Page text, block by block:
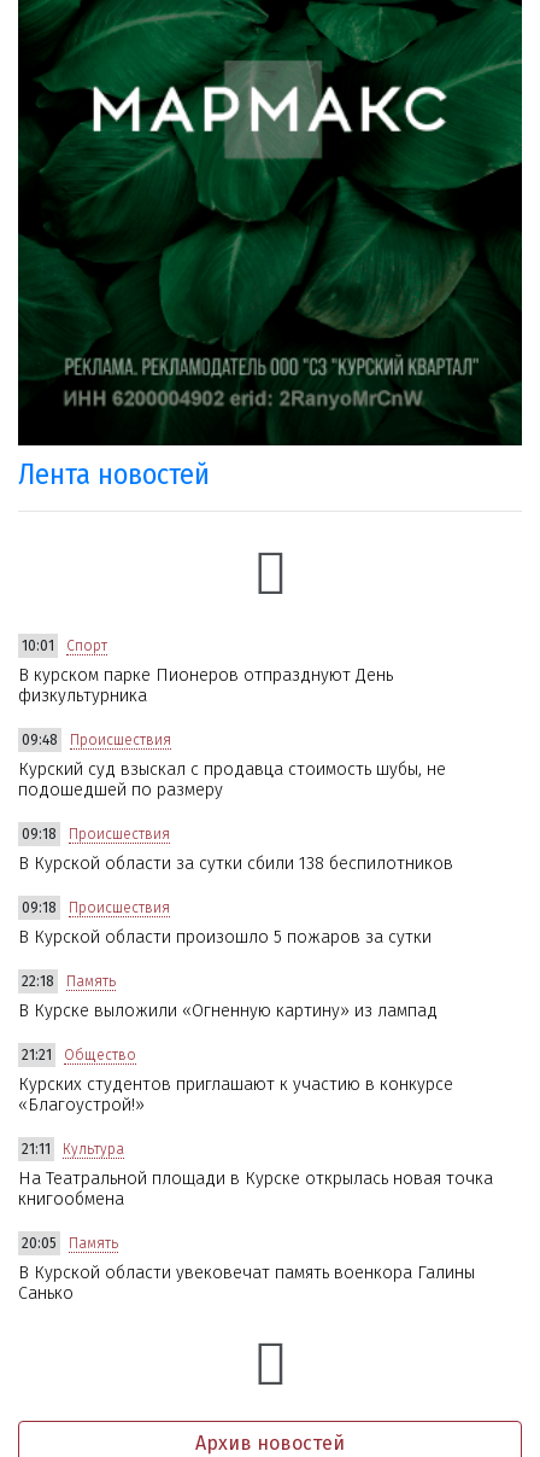
Лента новостей
10:01 Спорт
В курском парке Пионеров отпразднуют День
физкультурника
09:48 Происшествия
Курский суд взыскал с продавца стоимость шубы, не
подошедшей по размеру
09:18 Происшествия
В Курской области за сутки сбили 138 беспилотников
09:18 Происшествия
В Курской области произошло 5 пожаров за сутки
22:18 Память
В Курске выложили «Огненную картину» из лампад
21:21 Общество
Курских студентов приглашают к участию в конкурсе
«Благоустрой!»
21:11 Культура
На Театральной площади в Курске открылась новая точка
книгообмена
20:05 Память
В Курской области увековечат память военкора Галины
Санько
Архив новостей